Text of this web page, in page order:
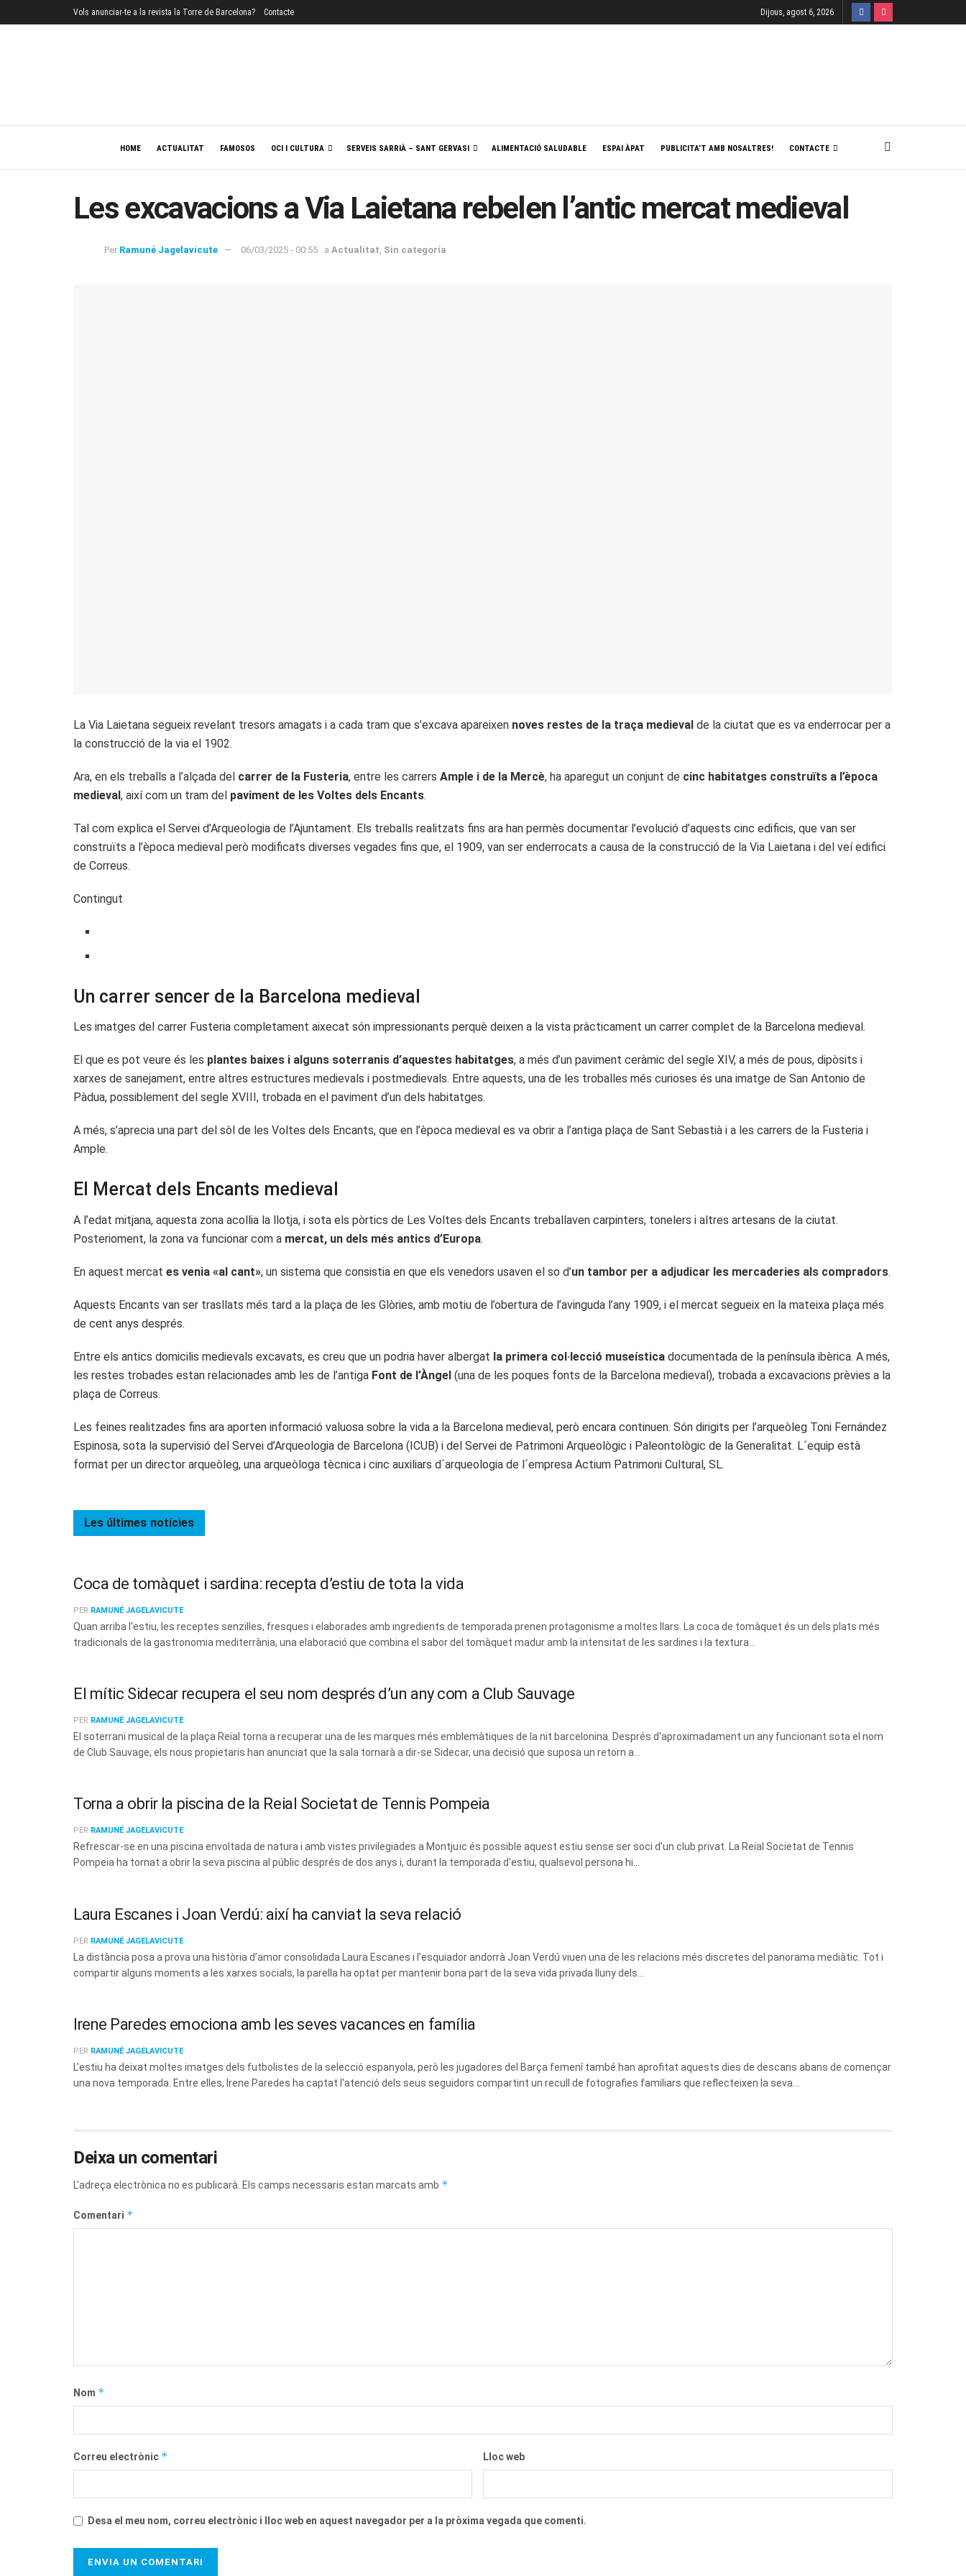
Vols anunciar-te a la revista la Torre de Barcelona? Contacte Dijous, agost 6, 2026
HOME ACTUALITAT FAMOSOS OCI I CULTURA SERVEIS SARRIÀ – SANT GERVASI ALIMENTACIÓ SALUDABLE ESPAI ÀPAT PUBLICITA’T AMB NOSALTRES! CONTACTE
Les excavacions a Via Laietana rebelen l’antic mercat medieval
Per Ramuné Jagelavicute 06/03/2025 - 00:55 a Actualitat Sin categoría
La Via Laietana segueix revelant tresors amagats i a cada tram que s’excava apareixen noves restes de la traça medieval de la ciutat que es va enderrocar per a
la construcció de la via el 1902.
Ara, en els treballs a l’alçada del carrer de la Fusteria, entre les carrers Ample i de la Mercè, ha aparegut un conjunt de cinc habitatges construïts a l’època
medieval, així com un tram del paviment de les Voltes dels Encants.
Tal com explica el Servei d’Arqueologia de l’Ajuntament. Els treballs realitzats fins ara han permès documentar l’evolució d’aquests cinc edificis, que van ser
construïts a l’època medieval però modificats diverses vegades fins que, el 1909, van ser enderrocats a causa de la construcció de la Via Laietana i del veí edifici
de Correus.
Contingut
Un carrer sencer de la Barcelona medieval
Les imatges del carrer Fusteria completament aixecat són impressionants perquè deixen a la vista pràcticament un carrer complet de la Barcelona medieval.
El que es pot veure és les plantes baixes i alguns soterranis d’aquestes habitatges, a més d’un paviment ceràmic del segle XIV, a més de pous, dipòsits i
xarxes de sanejament, entre altres estructures medievals i postmedievals. Entre aquests, una de les troballes més curioses és una imatge de San Antonio de
Pàdua, possiblement del segle XVIII, trobada en el paviment d’un dels habitatges.
A més, s’aprecia una part del sòl de les Voltes dels Encants, que en l’època medieval es va obrir a l’antiga plaça de Sant Sebastià i a les carrers de la Fusteria i
Ample.
El Mercat dels Encants medieval
A l’edat mitjana, aquesta zona acollia la llotja, i sota els pòrtics de Les Voltes dels Encants treballaven carpinters, tonelers i altres artesans de la ciutat.
Posterioment, la zona va funcionar com a mercat, un dels més antics d’Europa.
En aquest mercat es venia «al cant», un sistema que consistia en que els venedors usaven el so d’un tambor per a adjudicar les mercaderies als compradors.
Aquests Encants van ser trasllats més tard a la plaça de les Glòries, amb motiu de l’obertura de l’avinguda l’any 1909, i el mercat segueix en la mateixa plaça més
de cent anys després.
Entre els antics domicilis medievals excavats, es creu que un podria haver albergat la primera col·lecció museística documentada de la península ibèrica. A més,
les restes trobades estan relacionades amb les de l’antiga Font de l’Àngel (una de les poques fonts de la Barcelona medieval), trobada a excavacions prèvies a la
plaça de Correus.
Les feines realitzades fins ara aporten informació valuosa sobre la vida a la Barcelona medieval, però encara continuen. Són dirigits per l’arqueòleg Toni Fernández
Espinosa, sota la supervisió del Servei d’Arqueologia de Barcelona (ICUB) i del Servei de Patrimoni Arqueològic i Paleontològic de la Generalitat. L´equip està
format per un director arqueòleg, una arqueòloga tècnica i cinc auxiliars d´arqueologia de l´empresa Actium Patrimoni Cultural, SL.
Les últimes notícies
Coca de tomàquet i sardina: recepta d’estiu de tota la vida
PER RAMUNÉ JAGELAVICUTE
Quan arriba l'estiu, les receptes senzilles, fresques i elaborades amb ingredients de temporada prenen protagonisme a moltes llars. La coca de tomàquet és un dels plats més
tradicionals de la gastronomia mediterrània, una elaboració que combina el sabor del tomàquet madur amb la intensitat de les sardines i la textura...
El mític Sidecar recupera el seu nom després d’un any com a Club Sauvage
PER RAMUNÉ JAGELAVICUTE
El soterrani musical de la plaça Reial torna a recuperar una de les marques més emblemàtiques de la nit barcelonina. Després d'aproximadament un any funcionant sota el nom
de Club Sauvage, els nous propietaris han anunciat que la sala tornarà a dir-se Sidecar, una decisió que suposa un retorn a...
Torna a obrir la piscina de la Reial Societat de Tennis Pompeia
PER RAMUNÉ JAGELAVICUTE
Refrescar-se en una piscina envoltada de natura i amb vistes privilegiades a Montjuïc és possible aquest estiu sense ser soci d'un club privat. La Reial Societat de Tennis
Pompeia ha tornat a obrir la seva piscina al públic després de dos anys i, durant la temporada d'estiu, qualsevol persona hi...
Laura Escanes i Joan Verdú: així ha canviat la seva relació
PER RAMUNÉ JAGELAVICUTE
La distància posa a prova una història d’amor consolidada Laura Escanes i l’esquiador andorrà Joan Verdú viuen una de les relacions més discretes del panorama mediàtic. Tot i
compartir alguns moments a les xarxes socials, la parella ha optat per mantenir bona part de la seva vida privada lluny dels...
Irene Paredes emociona amb les seves vacances en família
PER RAMUNÉ JAGELAVICUTE
L'estiu ha deixat moltes imatges dels futbolistes de la selecció espanyola, però les jugadores del Barça femení també han aprofitat aquests dies de descans abans de començar
una nova temporada. Entre elles, Irene Paredes ha captat l'atenció dels seus seguidors compartint un recull de fotografies familiars que reflecteixen la seva...
Deixa un comentari
L'adreça electrònica no es publicarà. Els camps necessaris estan marcats amb *
Comentari *
Nom *
Correu electrònic * Lloc web
Desa el meu nom, correu electrònic i lloc web en aquest navegador per a la pròxima vegada que comenti.